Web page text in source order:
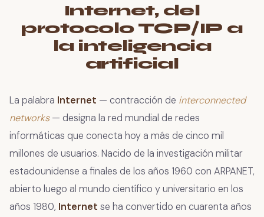
Internet, del
protocolo TCP/IP a
la inteligencia
artificial
La palabra Internet — contracción de interconnected
networks— designa la red mundial de redes
informáticas que conecta hoy a más de cinco mil
millones de usuarios. Nacido de la investigación militar
estadounidense a finales de los años 1960 con ARPANET,
abierto luego al mundo científico y universitario en los
años 1980, Internet se ha convertido en cuarenta años